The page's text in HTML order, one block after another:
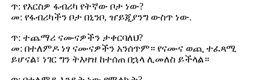
ጥ: የእርስዎ ፋብሪካ የትኛው ቦታ ነው?
መ: የፋብሪካችን ቦታ በኒንቦ, ዠይጂያንግ ውስጥ ነው.
ጥ: ተጨማሪ ናሙናዎችን ታቀርባለህ?
መ: በተለምዶ ነፃ ናሙናዎችን አንሰጥም። የናሙና ወጪ ተፈጻሚ
ይሆናል፣ ነገር ግን ትእዛዝ ከተሰጠ በኋላ ሊመለስ ይችላል።